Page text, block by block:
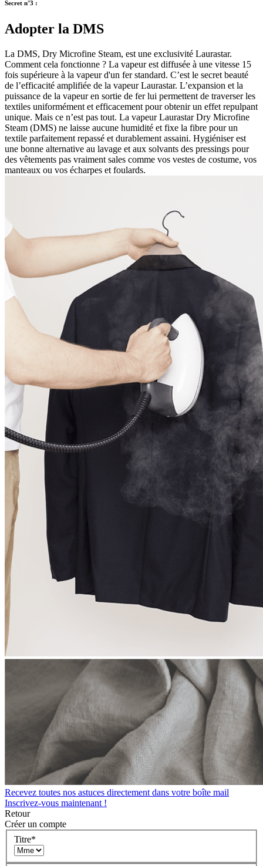
Secret n°3 :
Adopter la DMS
La DMS, Dry Microfine Steam, est une exclusivité Laurastar.
Comment cela fonctionne ? La vapeur est diffusée à une vitesse 15
fois supérieure à la vapeur d'un fer standard. C’est le secret beauté
de l’efficacité amplifiée de la vapeur Laurastar. L’expansion et la
puissance de la vapeur en sortie de fer lui permettent de traverser les
textiles uniformément et efficacement pour obtenir un effet repulpant
unique. Mais ce n’est pas tout. La vapeur Laurastar Dry Microfine
Steam (DMS) ne laisse aucune humidité et fixe la fibre pour un
textile parfaitement repassé et durablement assaini. Hygiéniser est
une bonne alternative au lavage et aux solvants des pressings pour
des vêtements pas vraiment sales comme vos vestes de costume, vos
manteaux ou vos écharpes et foulards.
Recevez toutes nos astuces directement dans votre boîte mail
Inscrivez-vous maintenant !
Retour
Créer un compte
Titre*